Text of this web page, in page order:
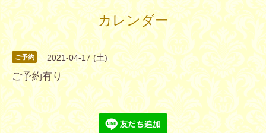
カレンダー
ご予約 2021-04-17 (土)
ご予約有り